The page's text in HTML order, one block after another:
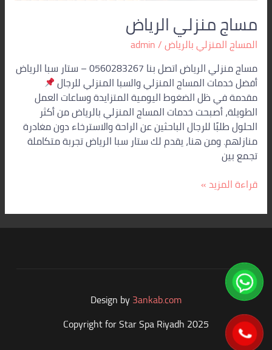
مساج منزلي الرياض
المساج المنزلي بالرياض/
admin
مساج منزلي الرياض اتصل بنا 0560283267 – ستار سبا الرياض
أفضل خدمات المساج المنزلي والسبا المنزلي للرجال
مقدمة في ظل الضغوط اليومية المتزايدة وساعات العمل
الطويلة، أصبحت خدمات المساج المنزلي بالرياض من أكثر
الحلول طلبًا للرجال الباحثين عن الراحة والاسترخاء دون مغادرة
منازلهم. ومن هنا، يقدم لك ستار سبا الرياض تجربة متكاملة
تجمع بين
قراءة المزيد »
Design by3ankab.com
Copyright for Star Spa Riyadh 2025